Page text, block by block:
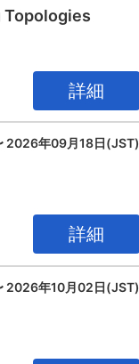
Topologies
詳細
2026年09月18日(JST)
詳細
2026年10月02日(JST)